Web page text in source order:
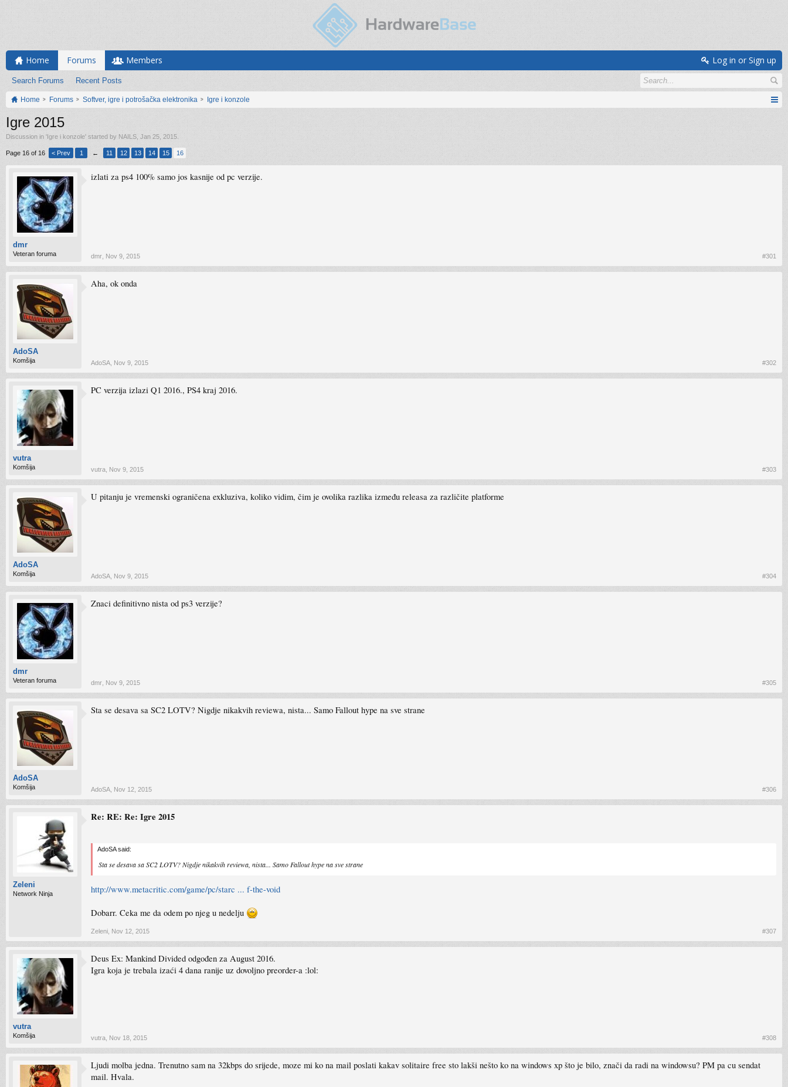
Home Forums
Search Forums Recent Posts
Members Log in or Sign up
Home Forums Softver, igre i potrošačka elektronika Igre i konzole
Igre 2015
Discussion in 'Igre i konzole' started by NAILS Jan 25, 2015
Page 16 of 16 < Prev 1 ← 11 12 13 14 15 16
dmr
Veteran foruma
izlati za ps4 100% samo jos kasnije od pc verzije.
dmr Nov 9, 2015 #301
AdoSA
Komšija
Aha, ok onda
AdoSA Nov 9, 2015 #302
vutra
Komšija
PC verzija izlazi Q1 2016., PS4 kraj 2016.
vutra Nov 9, 2015 #303
AdoSA
Komšija
U pitanju je vremenski ograničena exkluziva, koliko vidim, čim je ovolika razlika između releasa za različite platforme
AdoSA Nov 9, 2015 #304
dmr
Veteran foruma
Znaci definitivno nista od ps3 verzije?
dmr Nov 9, 2015 #305
AdoSA
Komšija
Sta se desava sa SC2 LOTV? Nigdje nikakvih reviewa, nista... Samo Fallout hype na sve strane
AdoSA Nov 12, 2015 #306
Zeleni
Network Ninja
Re: RE: Re: Igre 2015
AdoSA said:
Sta se desava sa SC2 LOTV? Nigdje nikakvih reviewa, nista... Samo Fallout hype na sve strane
http://www.metacritic.com/game/pc/starc ... f-the-void
Dobarr. Ceka me da odem po njeg u nedelju
Zeleni Nov 12, 2015 #307
vutra
Komšija
Deus Ex: Mankind Divided odgođen za August 2016.
Igra koja je trebala izaći 4 dana ranije uz dovoljno preorder-a :lol:
vutra Nov 18, 2015 #308
Ljudi molba jedna. Trenutno sam na 32kbps do srijede, moze mi ko na mail poslati kakav solitaire free sto lakši nešto ko na windows xp što je bilo, znači da radi na windowsu? PM pa cu sendat
mail. Hvala.